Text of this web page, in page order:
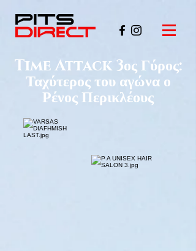
Time Attack 3ος Γύρος:
Ταχύτερος του αγώνα ο
Ρένος Περικλέους